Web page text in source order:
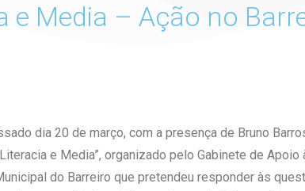
e Media – Ação no
dia 20 de março, com a presença de Bruno
e Media”, organizado pelo Gabinete de
do Barreiro que pretendeu responder às